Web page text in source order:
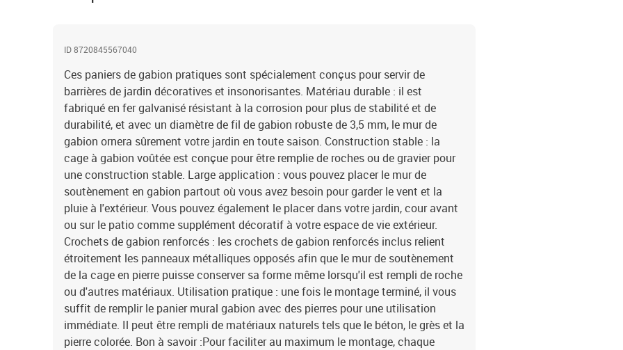
ID 8720845567040
Ces paniers de gabion pratiques sont spécialement conçus pour servir de
barrières de jardin décoratives et insonorisantes. Matériau durable : il est
fabriqué en fer galvanisé résistant à la corrosion pour plus de stabilité et de
durabilité, et avec un diamètre de fil de gabion robuste de 3,5 mm, le mur de
gabion ornera sûrement votre jardin en toute saison. Construction stable : la
cage à gabion voûtée est conçue pour être remplie de roches ou de gravier pour
une construction stable. Large application : vous pouvez placer le mur de
soutènement en gabion partout où vous avez besoin pour garder le vent et la
pluie à l'extérieur. Vous pouvez également le placer dans votre jardin, cour avant
ou sur le patio comme supplément décoratif à votre espace de vie extérieur.
Crochets de gabion renforcés : les crochets de gabion renforcés inclus relient
étroitement les panneaux métalliques opposés afin que le mur de soutènement
de la cage en pierre puisse conserver sa forme même lorsqu'il est rempli de roche
ou d'autres matériaux. Utilisation pratique : une fois le montage terminé, il vous
suffit de remplir le panier mural gabion avec des pierres pour une utilisation
immédiate. Il peut être rempli de matériaux naturels tels que le béton, le grès et la
pierre colorée. Bon à savoir :Pour faciliter au maximum le montage, chaque